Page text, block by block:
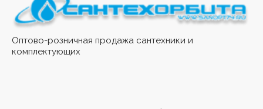
Оптово-розничная продажа сантехники и
комплектующих